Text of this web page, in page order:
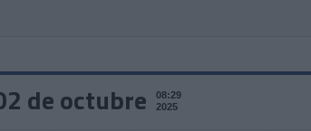
de octubre
08:29
2025